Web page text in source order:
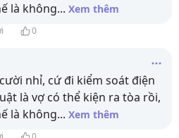
là không... Xem thêm
0
nhỉ, cứ đi kiểm soát điện
là vợ có thể kiện ra tòa rồi,
là không... Xem thêm